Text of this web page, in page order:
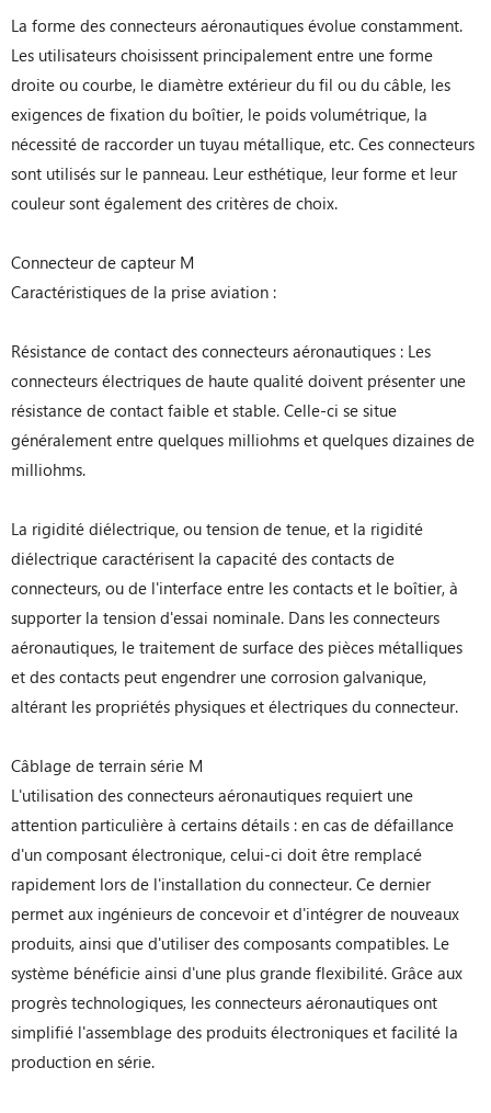
La forme des connecteurs aéronautiques évolue constamment.
Les utilisateurs choisissent principalement entre une forme
droite ou courbe, le diamètre extérieur du fil ou du câble, les
exigences de fixation du boîtier, le poids volumétrique, la
nécessité de raccorder un tuyau métallique, etc. Ces connecteurs
sont utilisés sur le panneau. Leur esthétique, leur forme et leur
couleur sont également des critères de choix.
Connecteur de capteur M
Caractéristiques de la prise aviation :
Résistance de contact des connecteurs aéronautiques : Les
connecteurs électriques de haute qualité doivent présenter une
résistance de contact faible et stable. Celle-ci se situe
généralement entre quelques milliohms et quelques dizaines de
milliohms.
La rigidité diélectrique, ou tension de tenue, et la rigidité
diélectrique caractérisent la capacité des contacts de
connecteurs, ou de l'interface entre les contacts et le boîtier, à
supporter la tension d'essai nominale. Dans les connecteurs
aéronautiques, le traitement de surface des pièces métalliques
et des contacts peut engendrer une corrosion galvanique,
altérant les propriétés physiques et électriques du connecteur.
Câblage de terrain série M
L'utilisation des connecteurs aéronautiques requiert une
attention particulière à certains détails : en cas de défaillance
d'un composant électronique, celui-ci doit être remplacé
rapidement lors de l'installation du connecteur. Ce dernier
permet aux ingénieurs de concevoir et d'intégrer de nouveaux
produits, ainsi que d'utiliser des composants compatibles. Le
système bénéficie ainsi d'une plus grande flexibilité. Grâce aux
progrès technologiques, les connecteurs aéronautiques ont
simplifié l'assemblage des produits électroniques et facilité la
production en série.